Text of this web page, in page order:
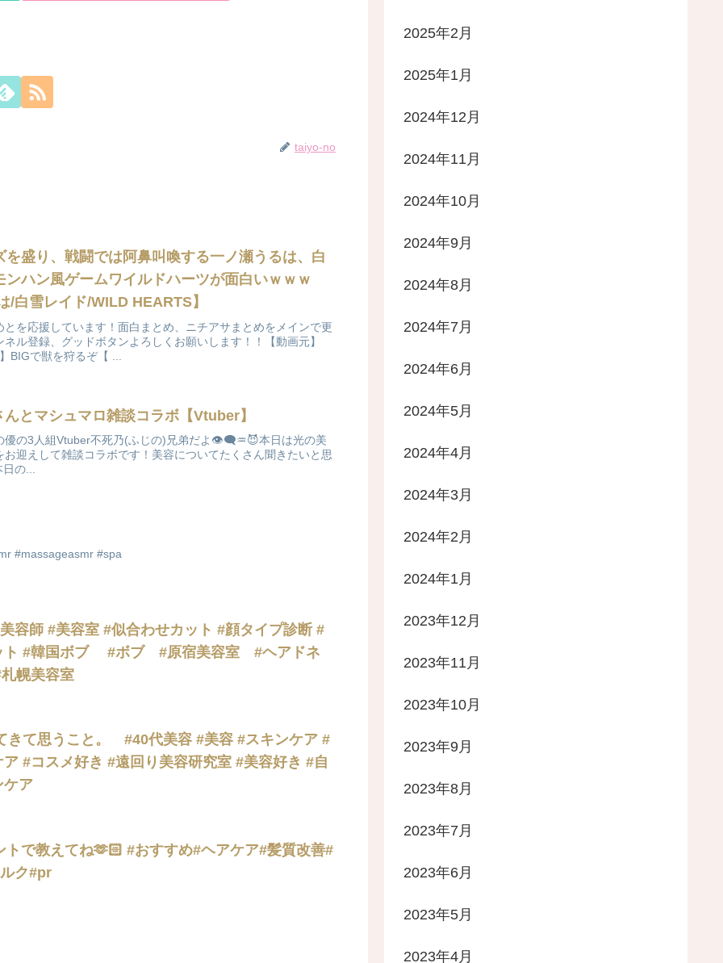
taiyo-no
盛り、戦闘では阿鼻叫喚する一ノ瀬うるは、白
ハン風ゲームワイルドハーツが面白いｗｗｗ
/白雪レイド/WILD HEARTS】
を応援しています！面白まとめ、ニチアサまとめをメインで更
ル登録、グッドボタンよろしくお願いします！！【動画元】
BIGで獣を狩るぞ【 ...
とマシュマロ雑談コラボ【Vtuber】
優の3人組Vtuber不死乃(ふじの)兄弟だよ👁‍🗨♒😈本日は光の美
お迎えして雑談コラボです！美容についてたくさん聞きたいと思
の...
#massageasmr #spa
容師 #美容室 #似合わせカット #顔タイプ診断 #
ト #韓国ボブ #ボブ #原宿美容室 #ヘアドネ
幌美容室
きて思うこと。 #40代美容 #美容 #スキンケア #
#コスメ好き #遠回り美容研究室 #美容好き #自
ケア
トで教えてね🫶🏻 #おすすめ#ヘアケア#髪質改善#
ク#pr
2025年2月
2025年1月
2024年12月
2024年11月
2024年10月
2024年9月
2024年8月
2024年7月
2024年6月
2024年5月
2024年4月
2024年3月
2024年2月
2024年1月
2023年12月
2023年11月
2023年10月
2023年9月
2023年8月
2023年7月
2023年6月
2023年5月
2023年4月